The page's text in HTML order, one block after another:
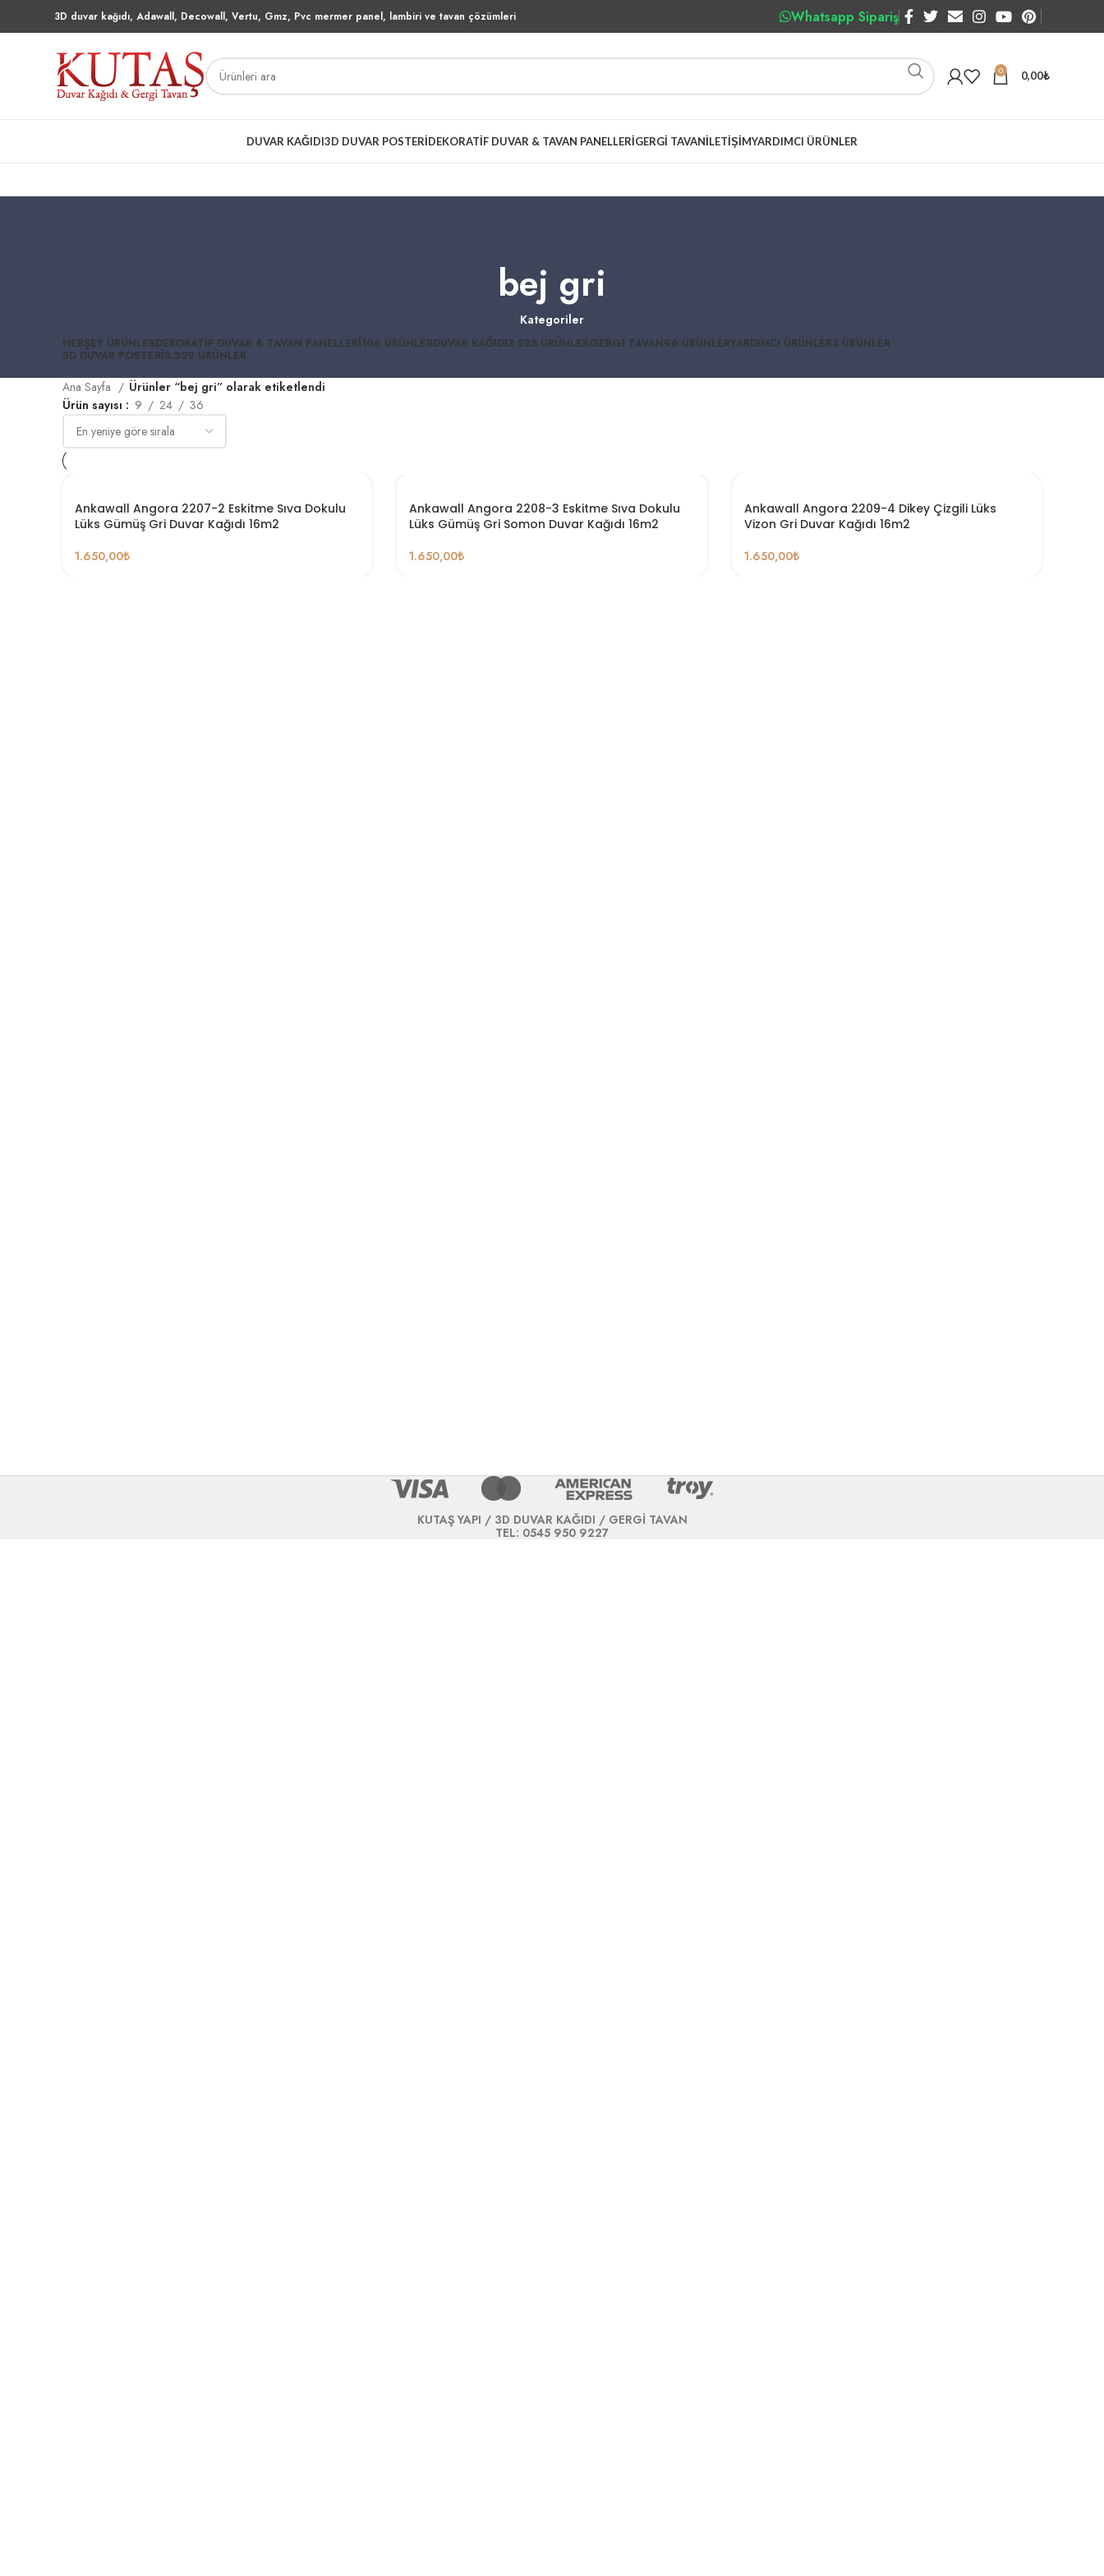
3D duvar kağıdı, Adawall, Decowall, Vertu, Gmz, Pvc mermer panel, lambiri ve tavan çözümleri Whatsapp Sipariş
0 0,00₺
DUVAR KAĞIDI3D DUVAR POSTERIDEKORATIF DUVAR & TAVAN PANELLERIGERGI TAVANİLETIŞIMYARDIMCI ÜRÜNLER
bej gri
Kategoriler
HERŞEY ÜRÜNLERDEKORATIF DUVAR & TAVAN PANELLERI106 ÜRÜNLERDUVAR KAĞIDI3.288 ÜRÜNLERGERGI TAVAN96 ÜRÜNLERYARDIMCI ÜRÜNLER3 ÜRÜNLER
3D DUVAR POSTERI3.329 ÜRÜNLER
Ana Sayfa
Ürünler “bej gri” olarak etiketlendi
Ürün sayısı
9 24 36
Ankawall Angora 2207-2 Eskitme Sıva Dokulu
Lüks Gümüş Gri Duvar Kağıdı 16m2
1.650,00₺
Ankawall Angora 2208-3 Eskitme Sıva Dokulu
Lüks Gümüş Gri Somon Duvar Kağıdı 16m2
1.650,00₺
Ankawall Angora 2209-4 Dikey Çizgili Lüks
Vizon Gri Duvar Kağıdı 16m2
1.650,00₺
KUTAŞ YAPI / 3D DUVAR KAĞIDI / GERGİ TAVAN
TEL: 0545 950 9227